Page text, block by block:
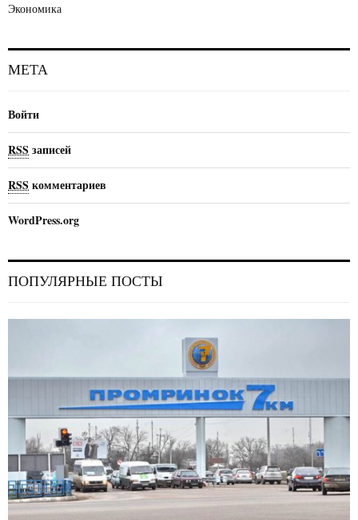
Экономика
МЕТА
Войти
RSSзаписей
RSSкомментариев
WordPress.org
ПОПУЛЯРНЫЕ ПОСТЫ